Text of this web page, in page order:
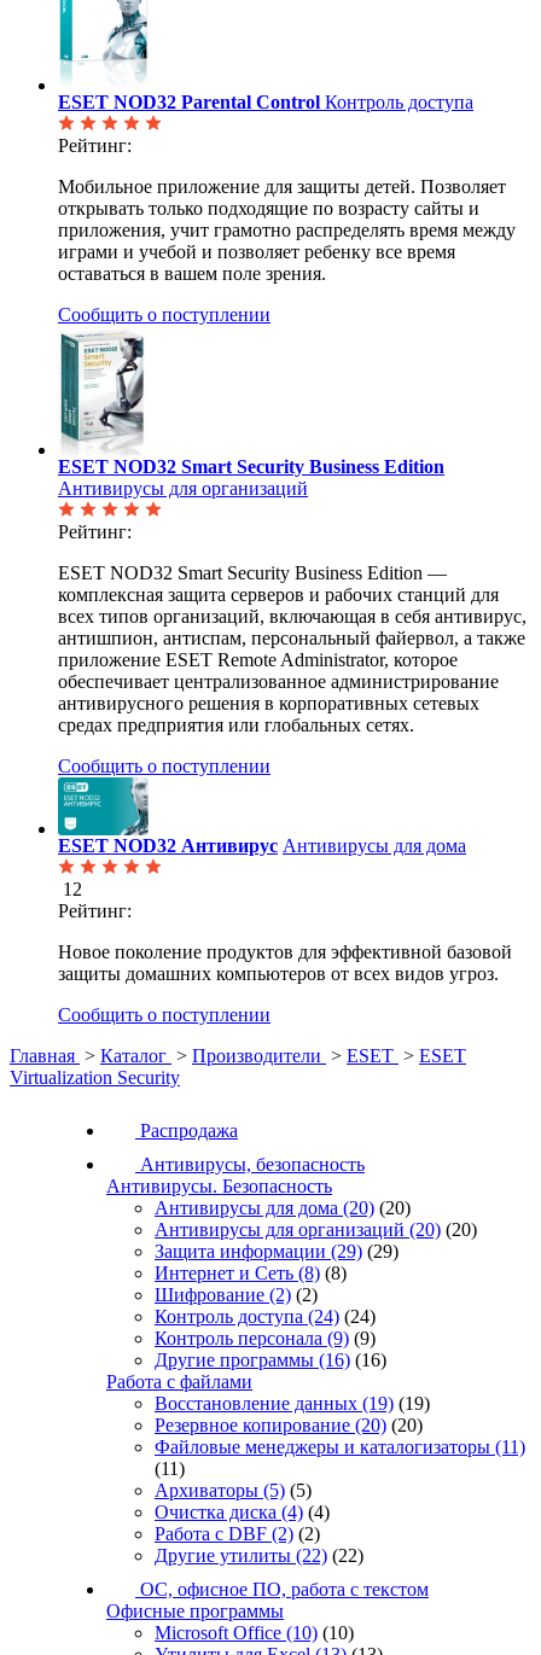
ESET NOD32 Parental Control Контроль доступа
Рейтинг:
Мобильное приложение для защиты детей. Позволяет
открывать только подходящие по возрасту сайты и
приложения, учит грамотно распределять время между
играми и учебой и позволяет ребенку все время
оставаться в вашем поле зрения.
Сообщить о поступлении
ESET NOD32 Smart Security Business Edition
Антивирусы для организаций
Рейтинг:
ESET NOD32 Smart Security Business Edition —
комплексная защита серверов и рабочих станций для
всех типов организаций, включающая в себя антивирус,
антишпион, антиспам, персональный файервол, а также
приложение ESET Remote Administrator, которое
обеспечивает централизованное администрирование
антивирусного решения в корпоративных сетевых
средах предприятия или глобальных сетях.
Сообщить о поступлении
ESET NOD32 Антивирус Антивирусы для дома
12
Рейтинг:
Новое поколение продуктов для эффективной базовой
защиты домашних компьютеров от всех видов угроз.
Сообщить о поступлении
Главная > Каталог > Производители > ESET > ESET
Virtualization Security
Распродажа
Антивирусы, безопасность
Антивирусы. Безопасность
Антивирусы для дома (20) (20)
Антивирусы для организаций (20) (20)
Защита информации (29) (29)
Интернет и Сеть (8) (8)
Шифрование (2) (2)
Контроль доступа (24) (24)
Контроль персонала (9) (9)
Другие программы (16) (16)
Работа с файлами
Восстановление данных (19) (19)
Резервное копирование (20) (20)
Файловые менеджеры и каталогизаторы (11)
(11)
Архиваторы (5) (5)
Очистка диска (4) (4)
Работа с DBF (2) (2)
Другие утилиты (22) (22)
ОС, офисное ПО, работа с текстом
Офисные программы
Microsoft Office (10) (10)